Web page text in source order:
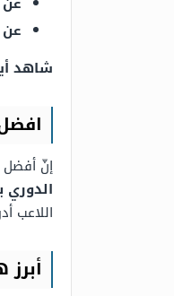
عن
شاهد
إنّ أفضل
الدوري بلغ
اللاعب
أبرز